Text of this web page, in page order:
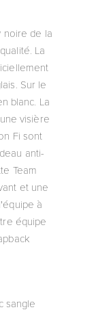
noire de la
La
Sur le
blanc. La
visière
Fi sont
anti-
Team
et une
à
équipe
sangle